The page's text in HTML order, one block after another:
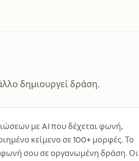
δημιουργεί δράση.
με AI που δέχεται φωνή,
κείμενο σε 100+ μορφές. Το
φωνή σου σε οργανωμένη δράση. Οι